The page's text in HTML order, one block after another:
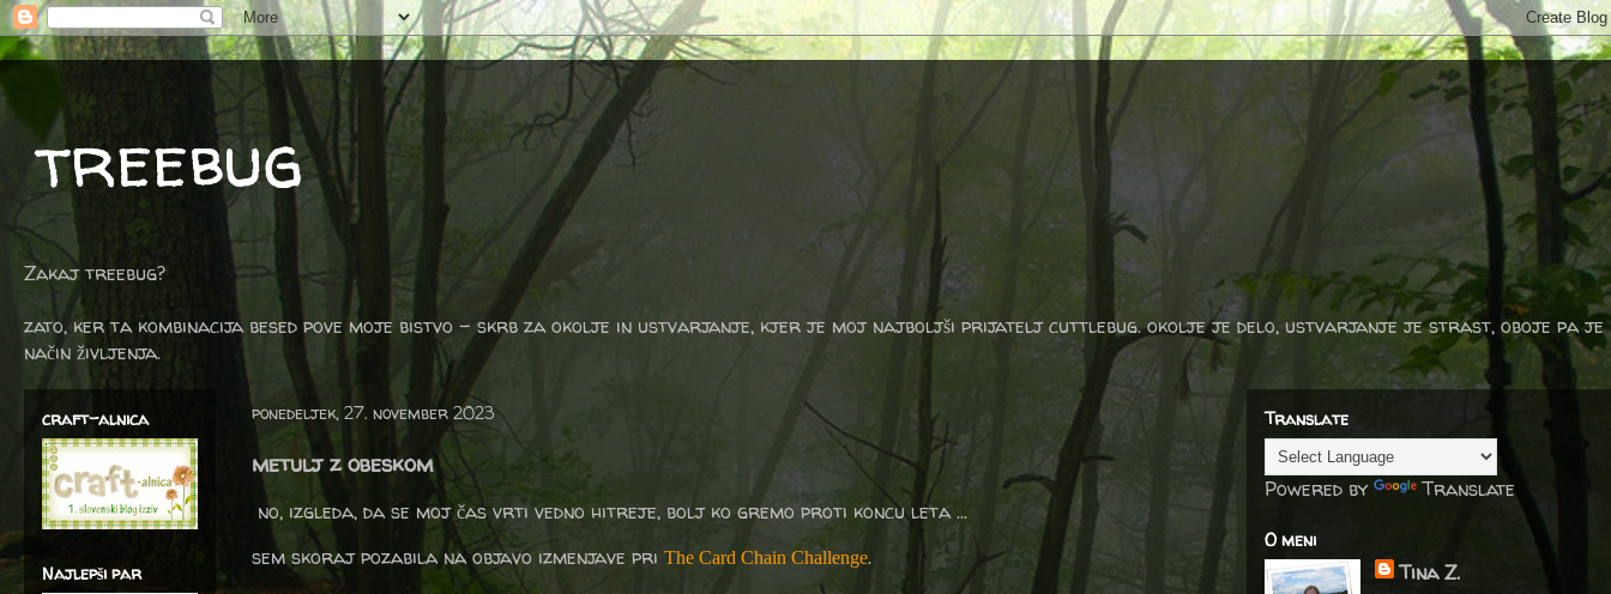
treebug
Zakaj treebug?
zato, ker ta kombinacija besed pove moje bistvo - skrb za okolje in ustvarjanje, kjer je moj najboljši prijatelj cuttlebug. okolje je delo, ustvarjanje je strast, oboje pa je
način življenja.
ponedeljek, 27. november 2023
metulj z obeskom
no, izgleda, da se moj čas vrti vedno hitreje, bolj ko gremo proti koncu leta ...
sem skoraj pozabila na objavo izmenjave pri The Card Chain Challenge.
craft-alnica
Najlepši par
Translate
Powered by Translate
O meni
Tina Z.